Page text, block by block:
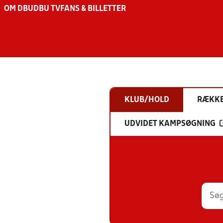
OM DBU DBU TV FANS & BILLETTER
KLUB/HOLD
UDVIDET KAMPSØGNING